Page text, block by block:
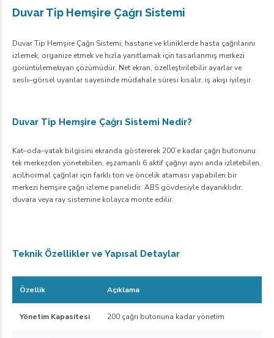
Duvar Tip Hemşire Çağrı Sistemi
Duvar Tip Hemşire Çağrı Sistemi; hastane ve kliniklerde hasta çağrılarını
izlemek, organize etmek ve hızla yanıtlamak için tasarlanmış merkezi
görüntüleme/uyarı çözümüdür. Net ekran, özelleştirilebilir ayarlar ve
sesli–görsel uyarılar sayesinde müdahale süresi kısalır, iş akışı iyileşir.
Duvar Tip Hemşire Çağrı Sistemi Nedir?
Kat–oda–yatak bilgisini ekranda göstererek 200’e kadar çağrı butonunu
tek merkezden yönetebilen, eşzamanlı 6 aktif çağrıyı aynı anda izletebilen,
acil/normal çağrılar için farklı ton ve öncelik ataması yapabilen bir
merkezi hemşire çağrı izleme panelidir. ABS gövdesiyle dayanıklıdır;
duvara veya ray sistemine kolayca monte edilir.
Teknik Özellikler ve Yapısal Detaylar
Özellik Açıklama
Yönetim Kapasitesi 200 çağrı butonuna kadar yönetim